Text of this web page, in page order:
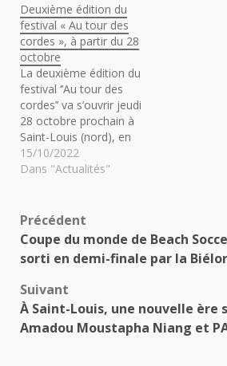
Deuxième édition du
festival « Au tour des
cordes », à partir du 28
octobre
La deuxième édition du
festival ‘’Au tour des
cordes’’ va s’ouvrir jeudi
28 octobre prochain à
Saint-Louis (nord), en
présence de
représentants du Mali, du
autour d’une
programmation se
distinguant ‘’par son
éclectisme musical, sa
ambition de toucher…
15/10/2022
Dans "Actualités"
Navigation
d’article
Précédent
Coupe du monde de Beach
sorti en demi-finale par la
Suivant
À Saint-Louis, une nouvelle ère
Amadou Moustapha Niang et